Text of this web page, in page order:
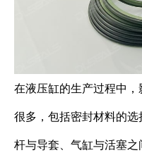
在液压缸的生产过程中
很多，包括密封材料的
杆与导套、气缸与活塞